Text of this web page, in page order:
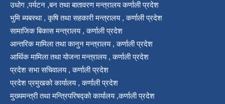
उधोग ,पर्यटन ,बन तथा बातावरण मन्त्रालय कर्णाली प्रदेश
भुमि ब्यबस्था , कृषि तथा सहकारी मन्त्रालय , कर्णाली प्रदेश
सामाजिक बिकास मन्त्रालय , कर्णाली प्रदेश
आन्तरिक मामिला तथा कानुन मन्त्रालय , कर्णाली प्रदेश
आर्थिक मामिला तथा योजना मन्त्रालय , कर्णाली प्रदेश
प्रदेश सभा सचिवालय , कर्णाली प्रदेश
प्रदेश प्रमुखको कार्यालय , कर्णाली प्रदेश
मुख्यमन्त्री तथा मन्त्रिपरिषद्को कार्यालय ,कर्णाली प्रदेश